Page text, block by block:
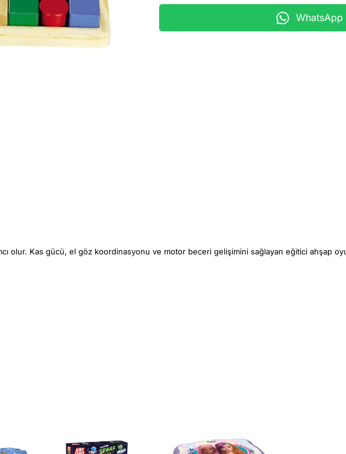
WhatsApp
olur. Kas gücü, el göz koordinasyonu ve motor beceri gelişimini sağlayan eğitici ahşap